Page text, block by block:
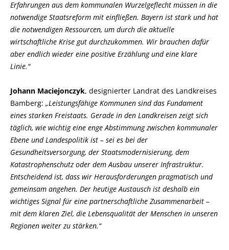
Erfahrungen aus dem kommunalen Wurzelgeflecht müssen in die
notwendige Staatsreform mit einfließen. Bayern ist stark und hat
die notwendigen Ressourcen, um durch die aktuelle
wirtschaftliche Krise gut durchzukommen. Wir brauchen dafür
aber endlich wieder eine positive Erzählung und eine klare
Linie."
Johann Maciejonczyk, designierter Landrat des Landkreises
Bamberg: Leistungsfähige Kommunen sind das Fundament
eines starken Freistaats. Gerade in den Landkreisen zeigt sich
täglich, wie wichtig eine enge Abstimmung zwischen kommunaler
Ebene und Landespolitik ist – sei es bei der
Gesundheitsversorgung, der Staatsmodernisierung, dem
Katastrophenschutz oder dem Ausbau unserer Infrastruktur.
Entscheidend ist, dass wir Herausforderungen pragmatisch und
gemeinsam angehen. Der heutige Austausch ist deshalb ein
wichtiges Signal für eine partnerschaftliche Zusammenarbeit –
mit dem klaren Ziel, die Lebensqualität der Menschen in unseren
Regionen weiter zu stärken.“